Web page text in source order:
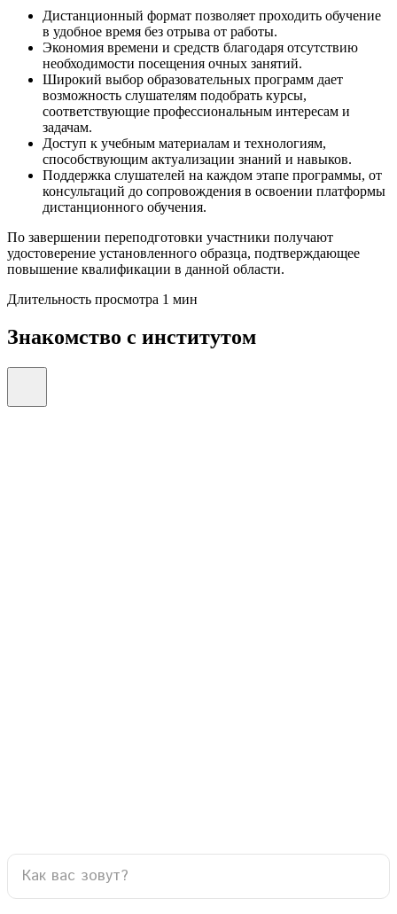
Дистанционный формат позволяет проходить обучение
в удобное время без отрыва от работы.
Экономия времени и средств благодаря отсутствию
необходимости посещения очных занятий.
Широкий выбор образовательных программ дает
возможность слушателям подобрать курсы,
соответствующие профессиональным интересам и
задачам.
Доступ к учебным материалам и технологиям,
способствующим актуализации знаний и навыков.
Поддержка слушателей на каждом этапе программы, от
консультаций до сопровождения в освоении платформы
дистанционного обучения.
По завершении переподготовки участники получают
удостоверение установленного образца, подтверждающее
повышение квалификации в данной области.
Длительность просмотра 1 мин
Знакомство с институтом